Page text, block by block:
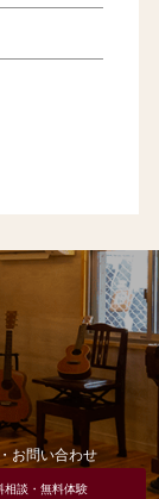
お問い合わせ
相談・無料体験